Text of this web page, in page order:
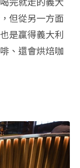
但從另一方面
是贏得義大利
、還會烘焙咖